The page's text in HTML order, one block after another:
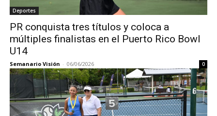
Deportes
PR conquista tres títulos y coloca a
múltiples finalistas en el Puerto Rico Bowl
U14
Semanario Visión - 06/06/2026 0